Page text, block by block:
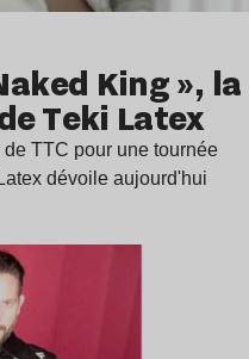
King », la
Teki Latex
TTC pour une tournée
dévoile aujourd'hui